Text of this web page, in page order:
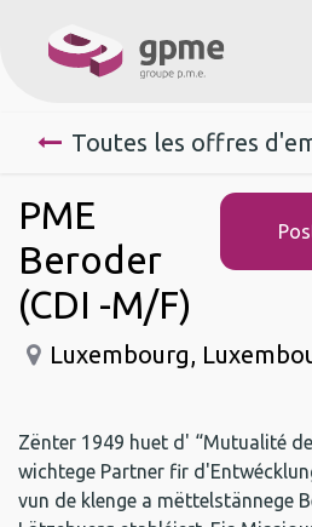
Toutes les offres
PME
Beroder
(CDI -M/F)
Luxembourg,
Zënter 1949 huet d' “Mutualité
wichtege Partner fir
vun de klenge a mëttelstännege